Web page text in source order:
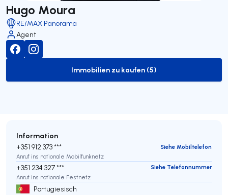
Hugo Moura
RE/MAX Panorama
Agent
to-buy-listing
Immobilien zu kaufen (5)
Information
+351 912 373 ***
Siehe Mobiltelefon
Anruf ins nationale Mobilfunknetz
+351 234 327 ***
Siehe Telefonnummer
Anruf ins nationale Festnetz
Portugiesisch